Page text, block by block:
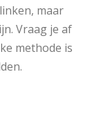
maar
Vraag je af
methode is